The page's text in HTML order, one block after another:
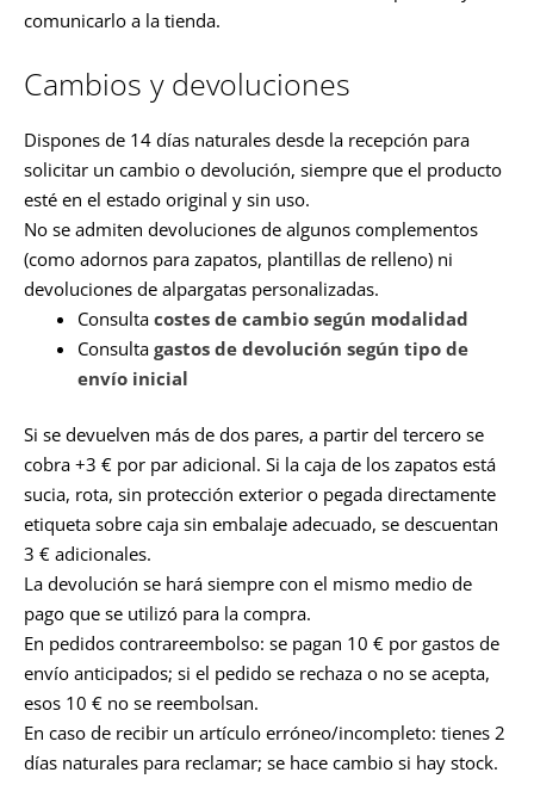
comunicarlo a la tienda.
Cambios y devoluciones
Dispones de 14 días naturales desde la recepción para
solicitar un cambio o devolución, siempre que el producto
esté en el estado original y sin uso.
No se admiten devoluciones de algunos complementos
(como adornos para zapatos, plantillas de relleno) ni
devoluciones de alpargatas personalizadas.
Consulta costes de cambio según modalidad
Consulta gastos de devolución según tipo de
envío inicial
Si se devuelven más de dos pares, a partir del tercero se
cobra +3 € por par adicional. Si la caja de los zapatos está
sucia, rota, sin protección exterior o pegada directamente
etiqueta sobre caja sin embalaje adecuado, se descuentan
3 € adicionales.
La devolución se hará siempre con el mismo medio de
pago que se utilizó para la compra.
En pedidos contrareembolso: se pagan 10 € por gastos de
envío anticipados; si el pedido se rechaza o no se acepta,
esos 10 € no se reembolsan.
En caso de recibir un artículo erróneo/incompleto: tienes 2
días naturales para reclamar; se hace cambio si hay stock.